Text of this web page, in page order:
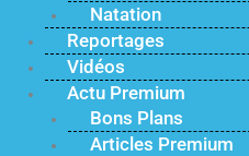
Natation
Reportages
Vidéos
Actu Premium
Bons Plans
Articles Premium